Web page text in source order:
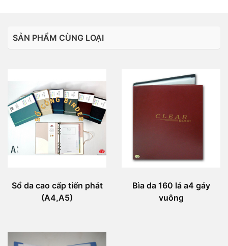
SẢN PHẨM CÙNG LOẠI
Sổ da cao cấp tiến phát
(A4,A5)
Bìa da 160 lá a4 gáy
vuông